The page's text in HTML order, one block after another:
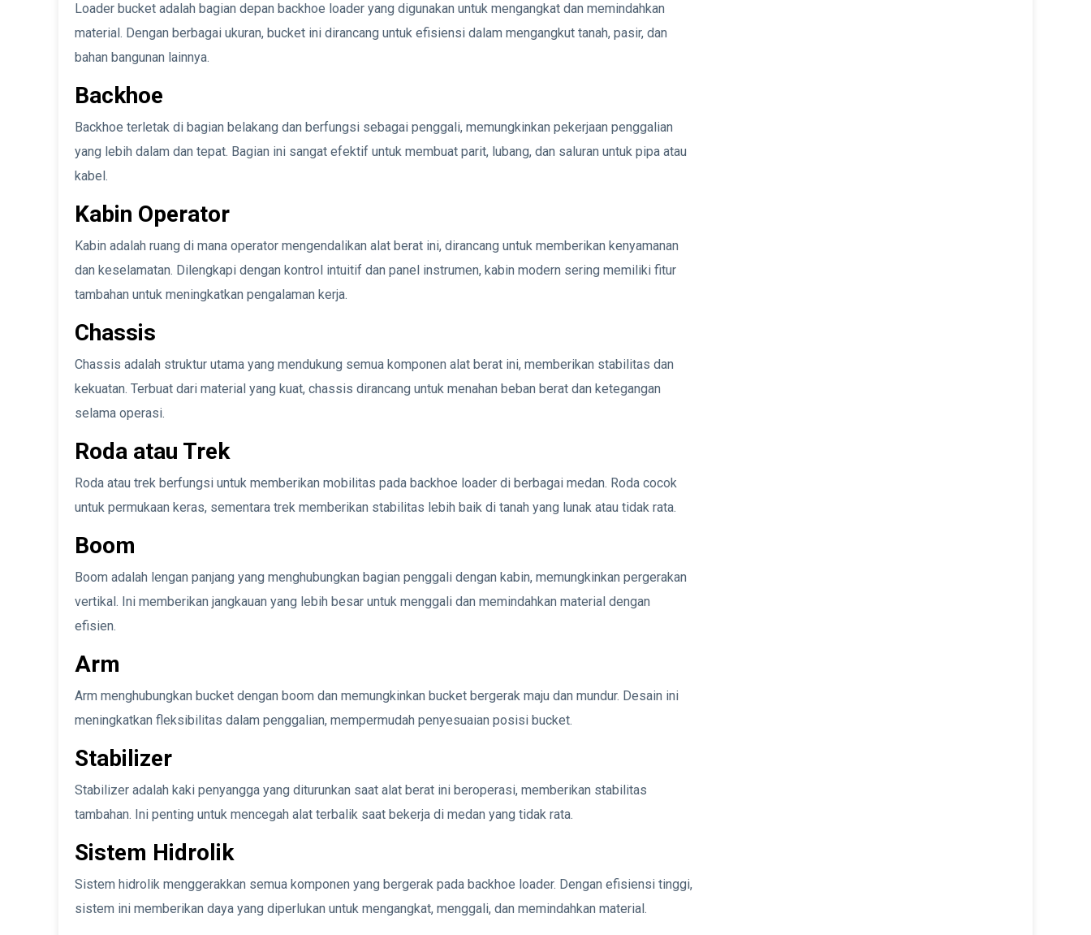
Loader bucket adalah bagian depan backhoe loader yang digunakan untuk mengangkat dan memindahkan
material. Dengan berbagai ukuran, bucket ini dirancang untuk efisiensi dalam mengangkut tanah, pasir, dan
bahan bangunan lainnya.
Backhoe
Backhoe terletak di bagian belakang dan berfungsi sebagai penggali, memungkinkan pekerjaan penggalian
yang lebih dalam dan tepat. Bagian ini sangat efektif untuk membuat parit, lubang, dan saluran untuk pipa atau
kabel.
Kabin Operator
Kabin adalah ruang di mana operator mengendalikan alat berat ini, dirancang untuk memberikan kenyamanan
dan keselamatan. Dilengkapi dengan kontrol intuitif dan panel instrumen, kabin modern sering memiliki fitur
tambahan untuk meningkatkan pengalaman kerja.
Chassis
Chassis adalah struktur utama yang mendukung semua komponen alat berat ini, memberikan stabilitas dan
kekuatan. Terbuat dari material yang kuat, chassis dirancang untuk menahan beban berat dan ketegangan
selama operasi.
Roda atau Trek
Roda atau trek berfungsi untuk memberikan mobilitas pada backhoe loader di berbagai medan. Roda cocok
untuk permukaan keras, sementara trek memberikan stabilitas lebih baik di tanah yang lunak atau tidak rata.
Boom
Boom adalah lengan panjang yang menghubungkan bagian penggali dengan kabin, memungkinkan pergerakan
vertikal. Ini memberikan jangkauan yang lebih besar untuk menggali dan memindahkan material dengan
efisien.
Arm
Arm menghubungkan bucket dengan boom dan memungkinkan bucket bergerak maju dan mundur. Desain ini
meningkatkan fleksibilitas dalam penggalian, mempermudah penyesuaian posisi bucket.
Stabilizer
Stabilizer adalah kaki penyangga yang diturunkan saat alat berat ini beroperasi, memberikan stabilitas
tambahan. Ini penting untuk mencegah alat terbalik saat bekerja di medan yang tidak rata.
Sistem Hidrolik
Sistem hidrolik menggerakkan semua komponen yang bergerak pada backhoe loader. Dengan efisiensi tinggi,
sistem ini memberikan daya yang diperlukan untuk mengangkat, menggali, dan memindahkan material.